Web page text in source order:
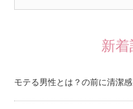
新
モテる男性とは？の前に清潔